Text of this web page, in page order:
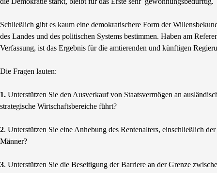
Schließlich gibt es kaum eine demokratischere Form der
des Landes und des politischen Systems bestimmen. Haben am
Verfassung, ist das Ergebnis für die amtierenden und künftigen
Die Fragen lauten:
1. Unterstützen Sie den Ausverkauf von Staatsvermögen an
strategische Wirtschaftsbereiche führt?
2. Unterstützen Sie eine Anhebung des Rentenalters, einschließlich
Männer?
3. Unterstützen Sie die Beseitigung der Barriere an der Grenze